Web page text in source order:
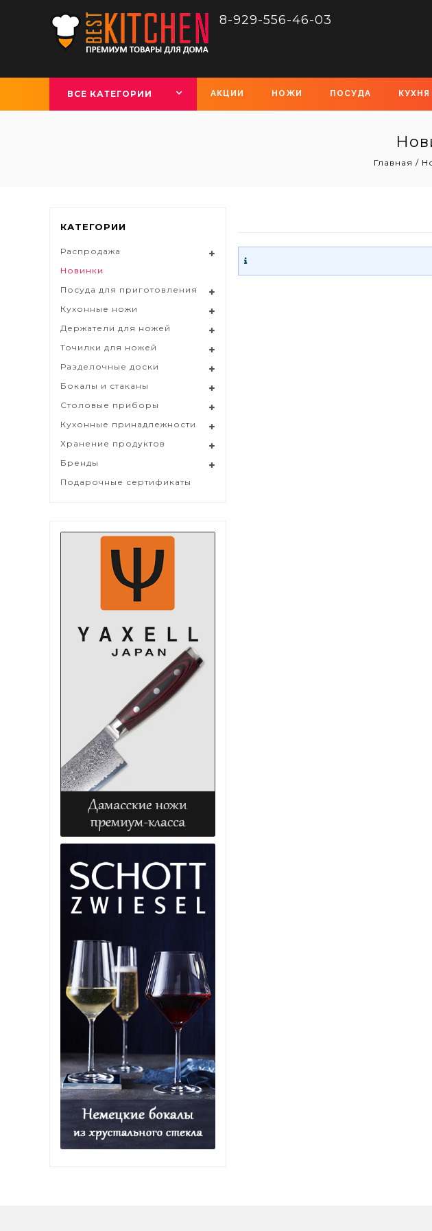
8-929-556-46-03
ВСЕ КАТЕГОРИИ АКЦИИ НОЖИ ПОСУДА КУХНЯ
Главная /
КАТЕГОРИИ
Распродажа
Новинки
Посуда для приготовления
Кухонные ножи
Держатели для ножей
Точилки для ножей
Разделочные доски
Бокалы и стаканы
Столовые приборы
Кухонные принадлежности
Хранение продуктов
Бренды
Подарочные сертификаты